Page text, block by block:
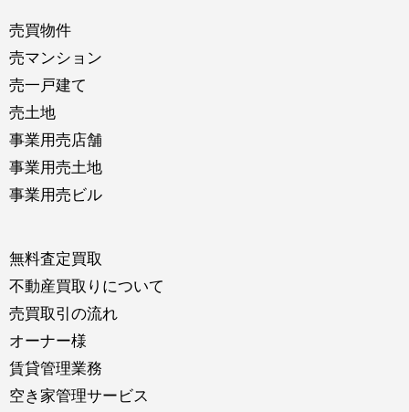
売買物件
売マンション
売一戸建て
売土地
事業用売店舗
事業用売土地
事業用売ビル
無料査定買取
不動産買取りについて
売買取引の流れ
オーナー様
賃貸管理業務
空き家管理サービス